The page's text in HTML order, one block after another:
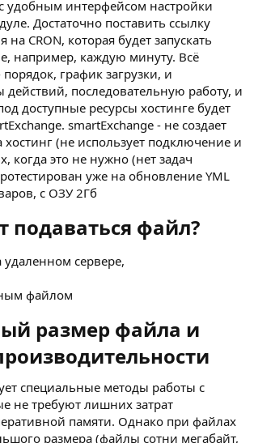
удобным интерфейсом настройки
Достаточно поставить ссылку
CRON, которая будет запускать
например, каждую минуту. Всё
порядок, график загрузки, и
действий, последовательную работу, и
доступные ресурсы хостинге будет
smartExchange - не создает
хостинг (не использует подключение и
когда это не нужно (нет задач
уже на обновление YML
с ОЗУ 2Гб
подаваться файл?​
сервере,
файлом
размер файла и
специальные методы работы с
не требуют лишних затрат
памяти. Однако при файлах
размера (файлы сотни мегабайт,